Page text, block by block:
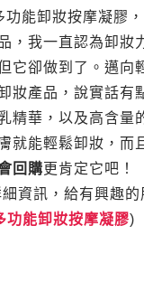
功能卸妝按摩凝膠
，我一直認為卸妝
它卻做到了。邁向
妝產品，說實話有
精華，以及高含量
就能輕鬆卸妝，而
回購更肯定它吧！
資訊，給有興趣
功能卸妝按摩凝膠)